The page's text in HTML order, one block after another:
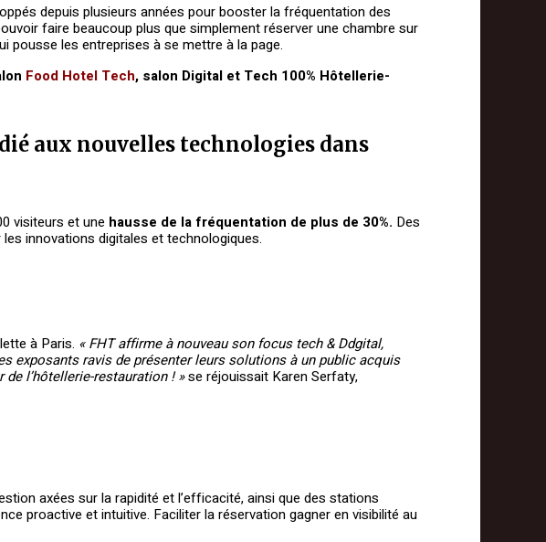
depuis plusieurs années pour booster la fréquentation des
faire beaucoup plus que simplement réserver une chambre sur
pousse les entreprises à se mettre à la page.
Food Hotel Tech, salon Digital et Tech 100% Hôtellerie-
aux nouvelles technologies dans
visiteurs et une hausse de la fréquentation de plus de 30%. Des
innovations digitales et technologiques.
à Paris. « FHT affirme à nouveau son focus tech & Ddgital,
exposants ravis de présenter leurs solutions à un public acquis
l’hôtellerie-restauration ! »se réjouissait Karen Serfaty,
axées sur la rapidité et l’efficacité, ainsi que des stations
proactive et intuitive. Faciliter la réservation gagner en visibilité au